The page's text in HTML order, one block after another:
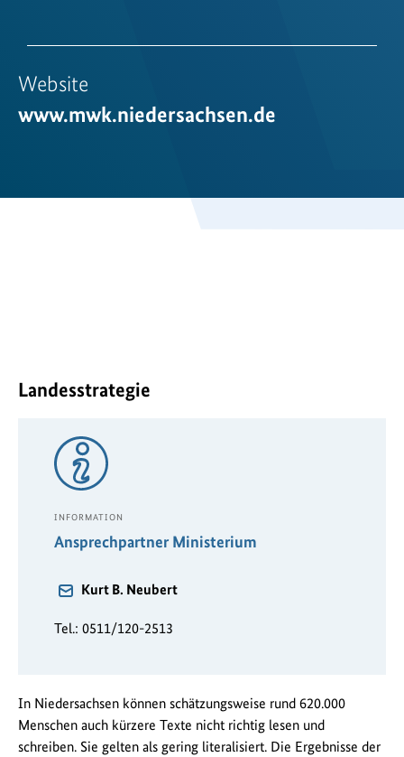
Website
www.mwk.niedersachsen.de
Landesstrategie
INFORMATION
Ansprechpartner Ministerium
Kurt B. Neubert
Tel.: 0511/120-2513
In Niedersachsen können schätzungsweise rund 620.000
Menschen auch kürzere Texte nicht richtig lesen und
schreiben. Sie gelten als gering literalisiert. Die Ergebnisse der